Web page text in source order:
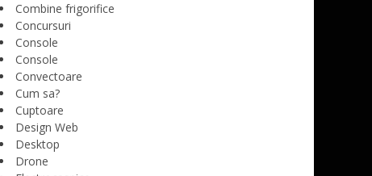
Combine frigorifice
Concursuri
Console
Console
Convectoare
Cum sa?
Cuptoare
Design Web
Desktop
Drone